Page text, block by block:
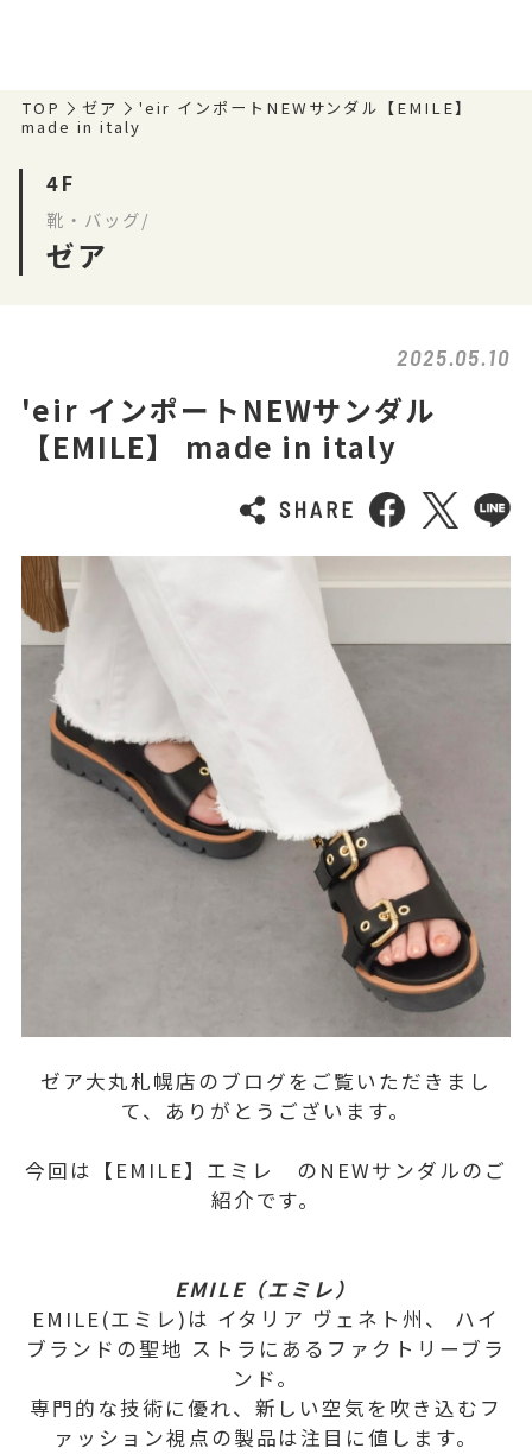
TOP ゼア
'eir インポートNEWサンダル【EMILE】
made in italy
4F
靴・バッグ/
ゼア
2025.05.10
'eir インポートNEWサンダル
【EMILE】 made in italy
ゼア大丸札幌店のブログをご覧いただきまし
て、ありがとうございます。
今回は【EMILE】エミレ のNEWサンダルのご
紹介です。
EMILE（エミレ）
EMILE(エミレ)は イタリア ヴェネト州、 ハイ
ブランドの聖地 ストラにあるファクトリーブラ
ンド。
専門的な技術に優れ、新しい空気を吹き込むフ
ァッション視点の製品は注目に値します。